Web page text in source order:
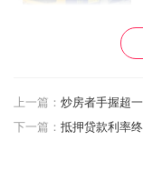
上一篇：
下一篇：